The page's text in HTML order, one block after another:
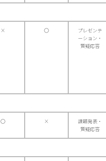
× 〇
プレゼンテ
ーション・
質疑応答
〇 ×
課題発表・
質疑応答